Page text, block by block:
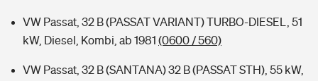
VW Passat, 32 B (PASSAT VARIANT) TURBO-DIESEL, 51
kW, Diesel, Kombi, ab 1981 (0600 / 560)
VW Passat, 32 B (SANTANA) 32 B (PASSAT STH), 55 kW,